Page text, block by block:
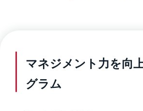
マネジメント力を向
グラム